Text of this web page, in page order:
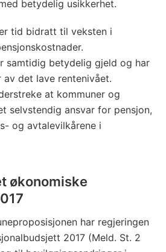
betydelig usikkerhet.
tid bidratt til veksten i
samtidig betydelig gjeld og har
det lave rentenivået.
at kommuner og
selvstendig ansvar for pensjon,
og avtalevilkårene i
økonomiske
har regjeringen
2017 (Meld. St. 2